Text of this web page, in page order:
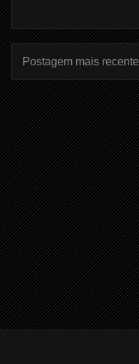
Postagem mais recente